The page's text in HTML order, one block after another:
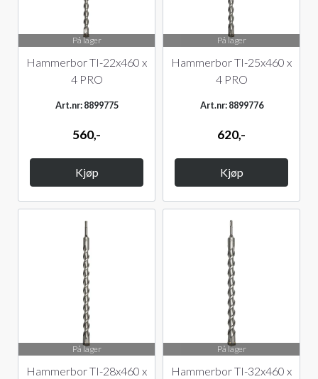
På lager
Hammerbor TI-22x460 x
4 PRO
Art.nr: 8899775
560,-
Kjøp
På lager
Hammerbor TI-25x460 x
4 PRO
Art.nr: 8899776
620,-
Kjøp
På lager
Hammerbor TI-28x460 x
På lager
Hammerbor TI-32x460 x